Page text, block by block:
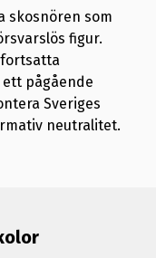
skosnören som
figur.
pågående
Sveriges
neutralitet.